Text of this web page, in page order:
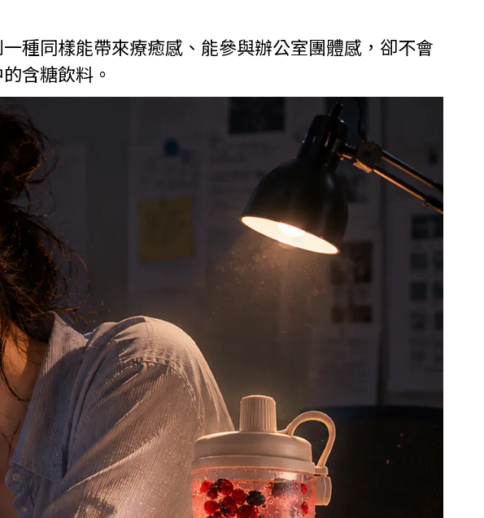
種同樣能帶來療癒感、能參與辦公室團體感，卻不會
含糖飲料。